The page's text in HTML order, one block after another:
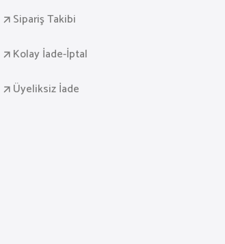
Sipariş Takibi
Kolay İade-İptal
Üyeliksiz İade